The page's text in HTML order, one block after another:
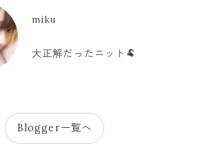
miku
大正解だったニット🐏
Blogger一覧へ